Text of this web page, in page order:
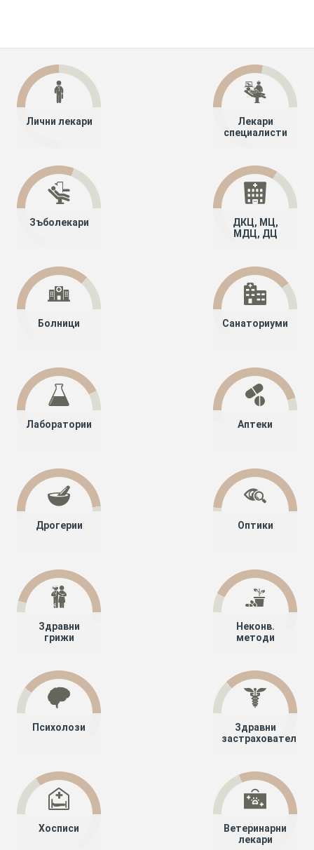
Лични лекари
Лекари
специалисти
Зъболекари
ДКЦ, МЦ,
МДЦ, ДЦ
Болници Санаториуми
Лаборатории Аптеки
Дрогерии Оптики
Здравни
грижи
Неконв.
методи
Психолози
Здравни
застрахователи
Хосписи
Ветеринарни
лекари